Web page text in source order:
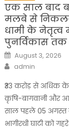
एक साल बाद
मलबे से
धामी के नेतृत्व
पुनर्विकास
Posted
on
August 3, 2026
Author
admin
₹33 करोड़ से अधिक
कृषि-बागवानी और
साल पहले 05 अगस्त
भागीरथी घाटी को